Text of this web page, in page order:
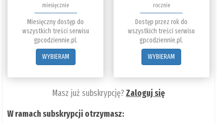
miesięcznie
Miesięczny dostęp do
wszystkich treści serwisu
gpcodziennie.pl.
WYBIERAM
rocznie
Dostęp przez rok do
wszystkich treści serwisu
gpcodziennie.pl.
WYBIERAM
Masz już subskrypcję?Zaloguj się
W ramach subskrypcji otrzymasz: